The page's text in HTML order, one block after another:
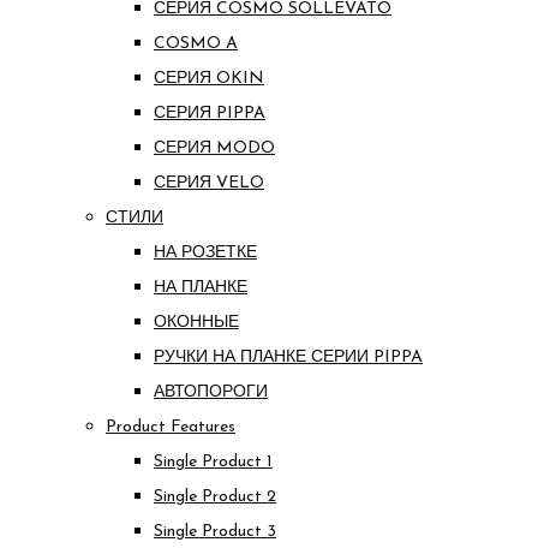
СЕРИЯ COSMO SOLLEVATO
COSMO A
СЕРИЯ OKIN
СЕРИЯ PIPPA
СЕРИЯ MODO
СЕРИЯ VELO
СТИЛИ
НА РОЗЕТКЕ
НА ПЛАНКЕ
ОКОННЫЕ
РУЧКИ НА ПЛАНКЕ СЕРИИ PIPPA
АВТОПОРОГИ
Product Features
Single Product 1
Single Product 2
Single Product 3